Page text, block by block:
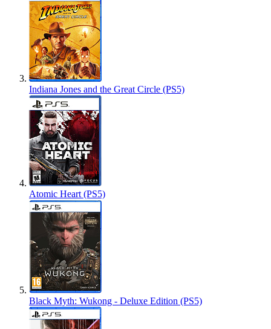
Indiana Jones and the Great Circle (PS5)
Atomic Heart (PS5)
Black Myth: Wukong - Deluxe Edition (PS5)